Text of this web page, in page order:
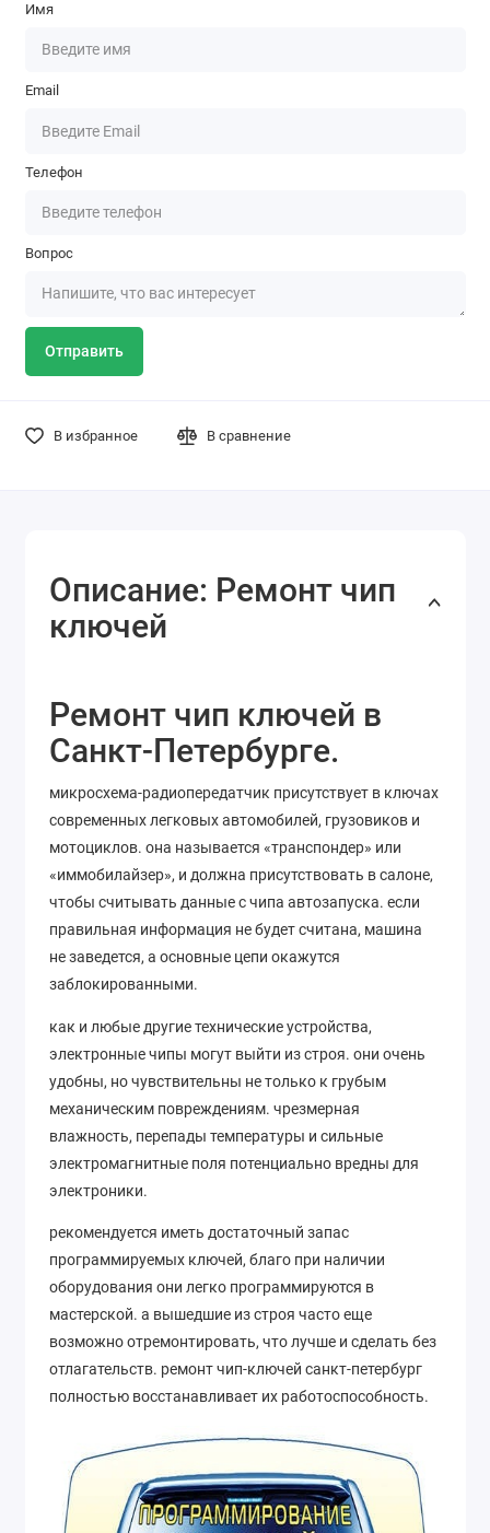
Имя
Email
Телефон
Вопрос
Отправить
В избранное В сравнение
Описание: Ремонт чип
ключей
Ремонт чип ключей в
Санкт-Петербурге.
микросхема-радиопередатчик присутствует в ключах
современных легковых автомобилей, грузовиков и
мотоциклов. она называется «транспондер» или
«иммобилайзер», и должна присутствовать в салоне,
чтобы считывать данные с чипа автозапуска. если
правильная информация не будет считана, машина
не заведется, а основные цепи окажутся
заблокированными.
как и любые другие технические устройства,
электронные чипы могут выйти из строя. они очень
удобны, но чувствительны не только к грубым
механическим повреждениям. чрезмерная
влажность, перепады температуры и сильные
электромагнитные поля потенциально вредны для
электроники.
рекомендуется иметь достаточный запас
программируемых ключей, благо при наличии
оборудования они легко программируются в
мастерской. а вышедшие из строя часто еще
возможно отремонтировать, что лучше и сделать без
отлагательств. ремонт чип-ключей санкт-петербург
полностью восстанавливает их работоспособность.